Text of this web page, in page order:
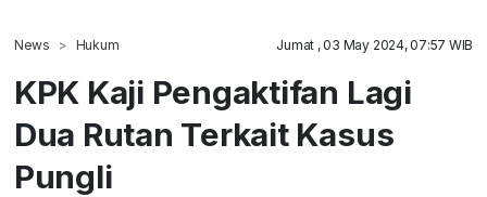
News Hukum Jumat , 03 May 2024, 07:57 WIB
KPK Kaji Pengaktifan Lagi
Dua Rutan Terkait Kasus
Pungli